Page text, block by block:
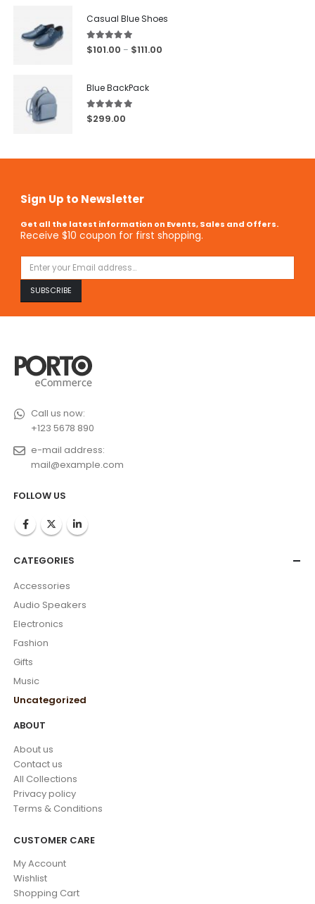
Casual Blue Shoes
5.00 out of 5
$101.00 – $111.00
Blue BackPack
5.00out of 5
$299.00
Sign Up to Newsletter
Get all the latest information on Events, Sales and Offers.
Receive $10 coupon for first shopping.
Call us now:
+123 5678 890
e-mail address:
mail@example.com
FOLLOW US
CATEGORIES
Accessories
Audio Speakers
Electronics
Fashion
Gifts
Music
Uncategorized
ABOUT
About us
Contact us
All Collections
Privacy policy
Terms & Conditions
CUSTOMER CARE
My Account
Wishlist
Shopping Cart